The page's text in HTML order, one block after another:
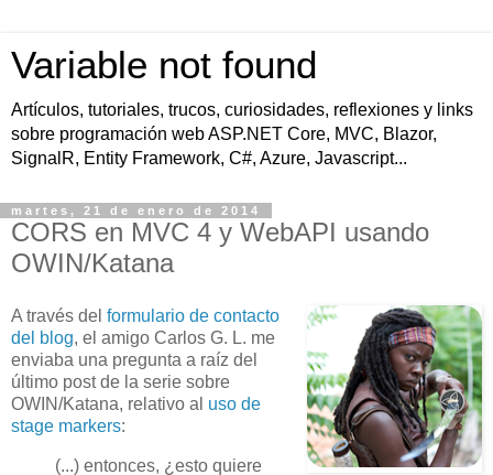
Variable not found
Artículos, tutoriales, trucos, curiosidades, reflexiones y links
sobre programación web ASP.NET Core, MVC, Blazor,
SignalR, Entity Framework, C#, Azure, Javascript...
martes, 21 de enero de 2014
CORS en MVC 4 y WebAPI usando
OWIN/Katana
A través del formulario de contacto
del blog, el amigo Carlos G. L. me
enviaba una pregunta a raíz del
último post de la serie sobre
OWIN/Katana, relativo al uso de
stage markers:
(...) entonces, ¿esto quiere